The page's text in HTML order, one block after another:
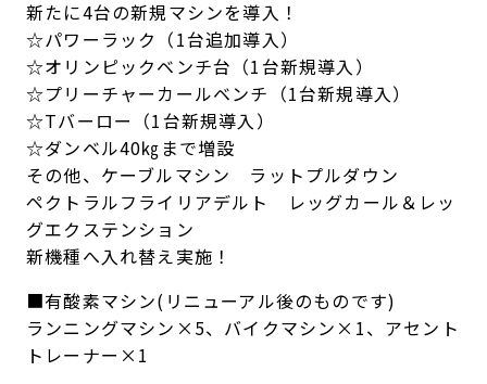
新たに4台の新規マシンを導入！
☆パワーラック（1台追加導入）
☆オリンピックベンチ台（1台新規導入）
☆プリーチャーカールベンチ（1台新規導入）
☆Tバーロー（1台新規導入）
☆ダンベル40㎏まで増設
その他、ケーブルマシン ラットプルダウン
ペクトラルフライリアデルト レッグカール＆レッ
グエクステンション
新機種へ入れ替え実施！
■有酸素マシン(リニューアル後のものです)
ランニングマシン×5、バイクマシン×1、アセント
トレーナー×1